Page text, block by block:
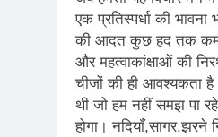
एक प्रतिस्पर्धा की
की आदत कुछ हद तक कम
और महत्वाकांक्षाओं की
चीजों की ही आवश्यकता
थी जो हम नहीं समझ पा
होगा।